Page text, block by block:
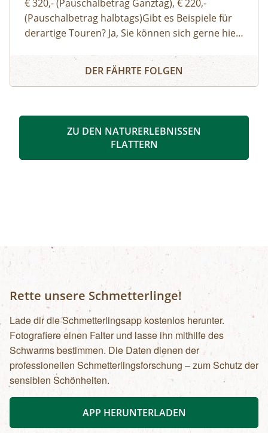
€ 320,- (Pauschalbetrag Ganztag), € 220,-
(Pauschalbetrag halbtags)Gibt es Beispiele für
derartige Touren? Ja, Sie können sich gerne hier
einen Überblick über unsere Standard-Touren
verschaffen. Sie können sich aber auch gerne
Ranger:in. Ich möchte auch gerne eine:n
320,- pro Tag und bei Bergführer:innen ab €
480,- pro Tag, je nach genauer Anforderung.
Wenden Sie sich gerne an uns, wir vermitteln Sie
weiter.Öffentliche Verkehrsmittel
Buch dir deinen Guide – Privat-Tour mit einem/r
DER FÄHRTE FOLGEN
ZU DEN NATURERLEBNISSEN
FLATTERN
Rette unsere Schmetterlinge!
Lade dir die Schmetterlingsapp kostenlos herunter.
Fotografiere einen Falter und lasse ihn mithilfe des
Schwarms bestimmen. Die Daten dienen der
professionellen Schmetterlingsforschung – zum Schutz der
sensiblen Schönheiten.
APP HERUNTERLADEN